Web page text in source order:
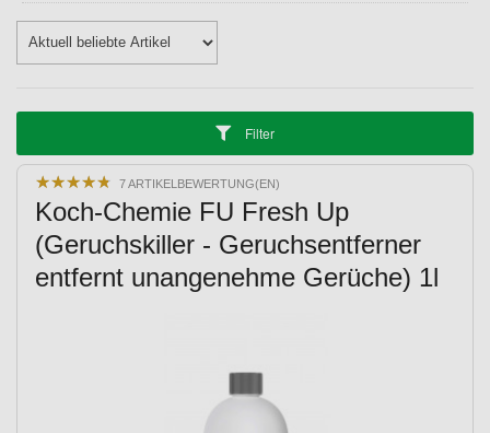
Filter
★★★★★
★★★★★ 7 ARTIKELBEWERTUNG(EN)
Koch-Chemie FU Fresh Up
(Geruchskiller - Geruchsentferner
entfernt unangenehme Gerüche) 1l